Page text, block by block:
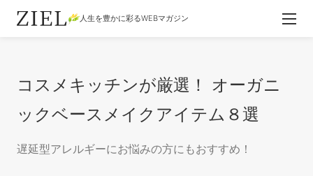
人生を豊かに彩るWEBマガジン
コスメキッチンが厳選！ オーガニ
ックベースメイクアイテム８選
遅延型アレルギーにお悩みの方にもおすすめ！